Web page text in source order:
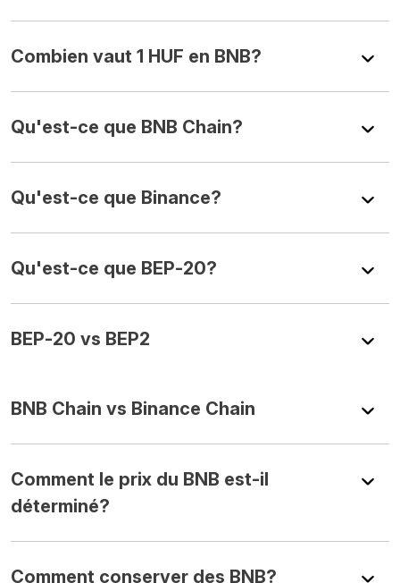
Combien vaut 1 HUF en BNB?
Qu'est-ce que BNB Chain?
Qu'est-ce que Binance?
Qu'est-ce que BEP-20?
BEP-20 vs BEP2
BNB Chain vs Binance Chain
Comment le prix du BNB est-il
déterminé?
Comment conserver des BNB?